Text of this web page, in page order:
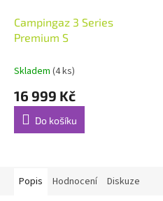
Campingaz 3 Series
Premium S
Skladem (4 ks)
16 999 Kč
Do košíku
Popis Hodnocení Diskuze